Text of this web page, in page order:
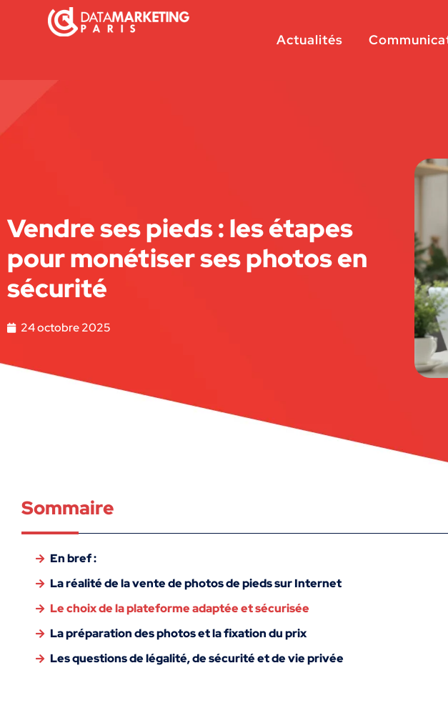
Actualités
Vendre ses pieds : les étapes
pour monétiser ses photos en
sécurité
24 octobre 2025
Sommaire
En bref :
La réalité de la vente de photos de pieds sur Internet
Le choix de la plateforme adaptée et sécurisée
La préparation des photos et la fixation du prix
Les questions de légalité, de sécurité et de vie privée